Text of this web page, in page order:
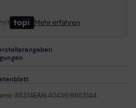
Mehr erfahren
85314EAN:4043619853144